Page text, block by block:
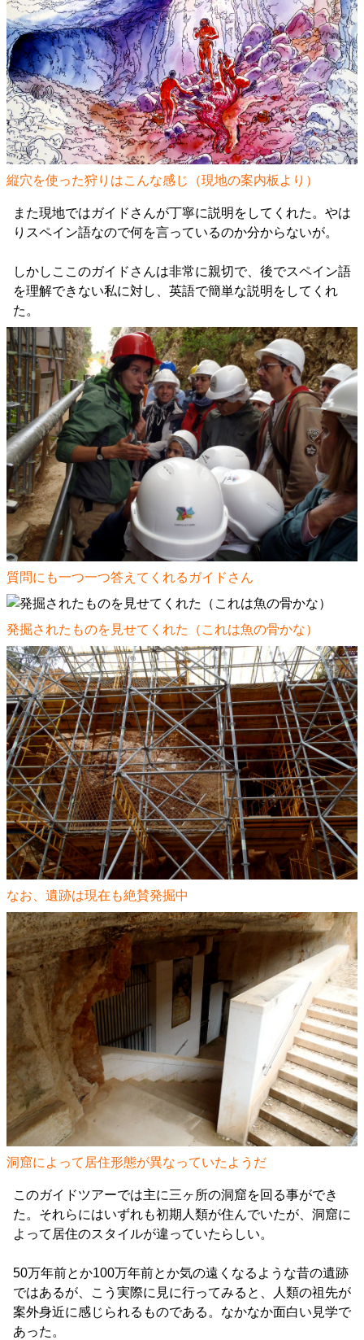
縦穴を使った狩りはこんな感じ（現地の案内板より）
また現地ではガイドさんが丁寧に説明をしてくれた。やは
りスペイン語なので何を言っているのか分からないが。
しかしここのガイドさんは非常に親切で、後でスペイン語
を理解できない私に対し、英語で簡単な説明をしてくれ
た。
質問にも一つ一つ答えてくれるガイドさん
発掘されたものを見せてくれた（これは魚の骨かな）
なお、遺跡は現在も絶賛発掘中
洞窟によって居住形態が異なっていたようだ
このガイドツアーでは主に三ヶ所の洞窟を回る事ができ
た。それらにはいずれも初期人類が住んでいたが、洞窟に
よって居住のスタイルが違っていたらしい。
50万年前とか100万年前とか気の遠くなるような昔の遺跡
ではあるが、こう実際に見に行ってみると、人類の祖先が
案外身近に感じられるものである。なかなか面白い見学で
あった。